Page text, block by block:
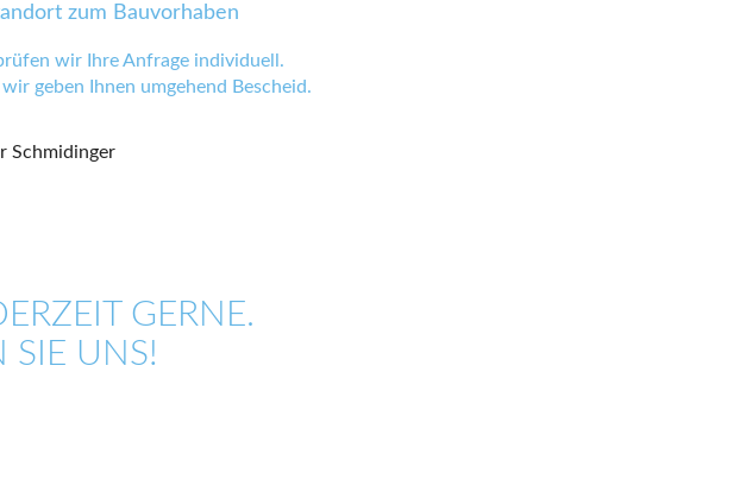
zum Bauvorhaben
wir Ihre Anfrage individuell.
geben Ihnen umgehend Bescheid.
GERNE.
SIE UNS!